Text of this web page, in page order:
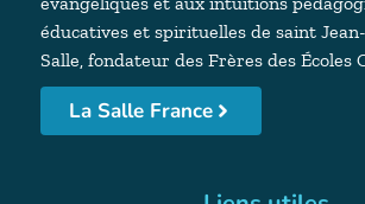
éducatives et spirituelles de saint
Salle, fondateur des Frères des Écoles
La Salle France